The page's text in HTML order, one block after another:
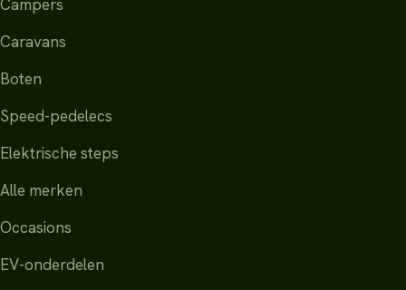
Campers
Caravans
Boten
Speed-pedelecs
Elektrische steps
Alle merken
Occasions
EV-onderdelen